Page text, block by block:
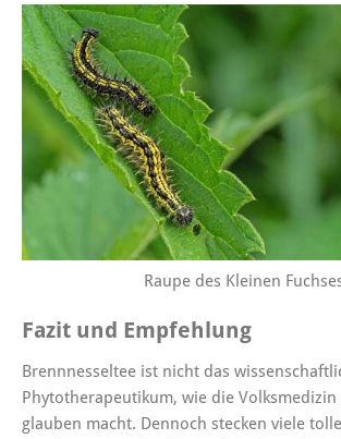
Raupe des Kleinen
Fazit und Empfehlung
Brennnesseltee ist nicht das
Phytotherapeutikum, wie die
glauben macht. Dennoch stecken viele